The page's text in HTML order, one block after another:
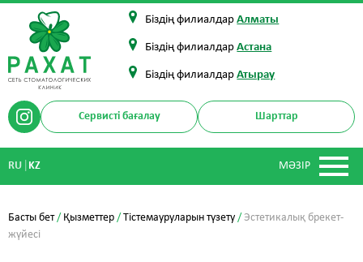
Біздің филиалдарАлматы
Біздің филиалдарАстана
Біздің филиалдарАтырау
Сервисті бағалау Шарттар
МӘЗІР
RU KZ
Басты бет/ Қызметтер /Тістемауруларын түзету /Эстетикалық брекет-
жүйесі